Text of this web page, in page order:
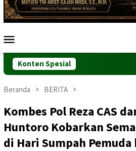
Mobile
Konten Spesial
Beranda BERITA
Kombes Pol Reza CAS
Huntoro Kobarkan
di Hari Sumpah Pemuda